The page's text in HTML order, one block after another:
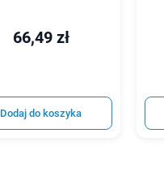
66,49 zł
Dodaj do koszyka